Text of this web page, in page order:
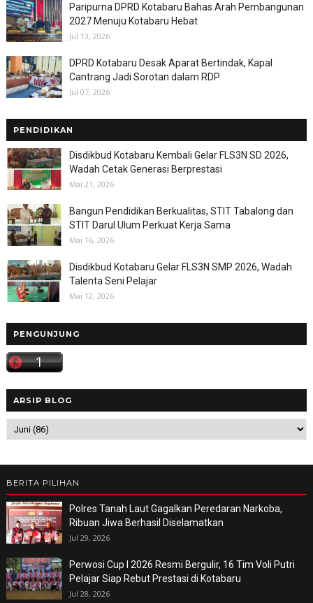
Paripurna DPRD Kotabaru Bahas Arah Pembangunan
2027 Menuju Kotabaru Hebat
Jul 13, 2026
DPRD Kotabaru Desak Aparat Bertindak, Kapal
Cantrang Jadi Sorotan dalam RDP
Jul 07, 2026
PENDIDIKAN
Disdikbud Kotabaru Kembali Gelar FLS3N SD 2026,
Wadah Cetak Generasi Berprestasi
Mai 21, 2026
Bangun Pendidikan Berkualitas, STIT Tabalong dan
STIT Darul Ulum Perkuat Kerja Sama
Mai 16, 2026
Disdikbud Kotabaru Gelar FLS3N SMP 2026, Wadah
Talenta Seni Pelajar
Mai 12, 2026
PENGUNJUNG
ARSIP BLOG
BERITA PILIHAN
Polres Tanah Laut Gagalkan Peredaran Narkoba,
Ribuan Jiwa Berhasil Diselamatkan
Jul 29, 2026
Perwosi Cup I 2026 Resmi Bergulir, 16 Tim Voli Putri
Pelajar Siap Rebut Prestasi di Kotabaru
Jul 28, 2026